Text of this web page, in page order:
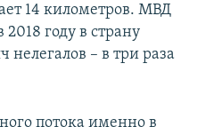
14 километров. МВД
году в страну
нелегалов – в три раза
потока именно в